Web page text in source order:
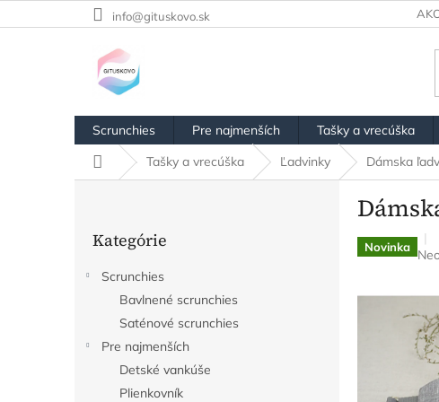
na
info@gituskovo.sk
Scrunchies Pre najmenších Tašky a vrecúška
DomovTašky a vrecúška Ľadvinky Dámska
kategórie
Kategórie
Scrunchies
Bavlnené scrunchies
Saténové scrunchies
Pre najmenších
Detské vankúše
Plienkovník
Novinka
0,0
z
5